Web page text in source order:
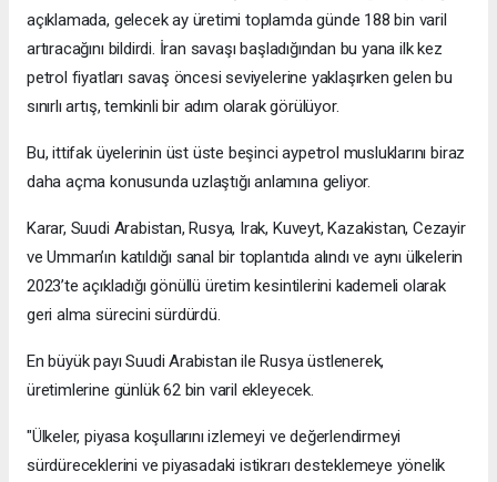
açıklamada, gelecek ay üretimi toplamda günde 188 bin varil
artıracağını bildirdi. İran savaşı başladığından bu yana ilk kez
petrol fiyatları savaş öncesi seviyelerine yaklaşırken gelen bu
sınırlı artış, temkinli bir adım olarak görülüyor.
Bu, ittifak üyelerinin üst üste beşinci aypetrol musluklarını biraz
daha açma konusunda uzlaştığı anlamına geliyor.
Karar, Suudi Arabistan, Rusya, Irak, Kuveyt, Kazakistan, Cezayir
ve Umman’ın katıldığı sanal bir toplantıda alındı ve aynı ülkelerin
2023’te açıkladığı gönüllü üretim kesintilerini kademeli olarak
geri alma sürecini sürdürdü.
En büyük payı Suudi Arabistan ile Rusya üstlenerek,
üretimlerine günlük 62 bin varil ekleyecek.
"Ülkeler, piyasa koşullarını izlemeyi ve değerlendirmeyi
sürdüreceklerini ve piyasadaki istikrarı desteklemeye yönelik